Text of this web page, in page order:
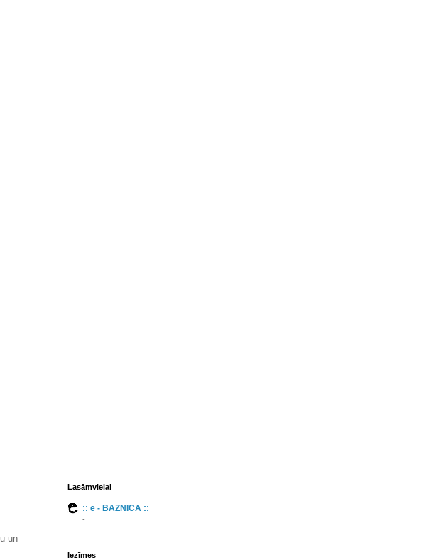
un
Lasāmvielai
:: e - BAZNICA ::
-
Iezīmes